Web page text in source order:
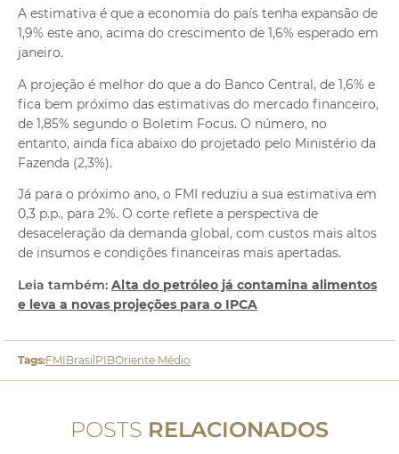
A estimativa é que a economia do país tenha expansão de
1,9% este ano, acima do crescimento de 1,6% esperado em
janeiro.
A projeção é melhor do que a do Banco Central, de 1,6% e
fica bem próximo das estimativas do mercado financeiro,
de 1,85% segundo o Boletim Focus. O número, no
entanto, ainda fica abaixo do projetado pelo Ministério da
Fazenda (2,3%).
Já para o próximo ano, o FMI reduziu a sua estimativa em
0,3 p.p., para 2%. O corte reflete a perspectiva de
desaceleração da demanda global, com custos mais altos
de insumos e condições financeiras mais apertadas.
Leia também: Alta do petróleo já contamina alimentos
e leva a novas projeções para o IPCA
Tags:FMIBrasil PIBOriente Médio
POSTS RELACIONADOS